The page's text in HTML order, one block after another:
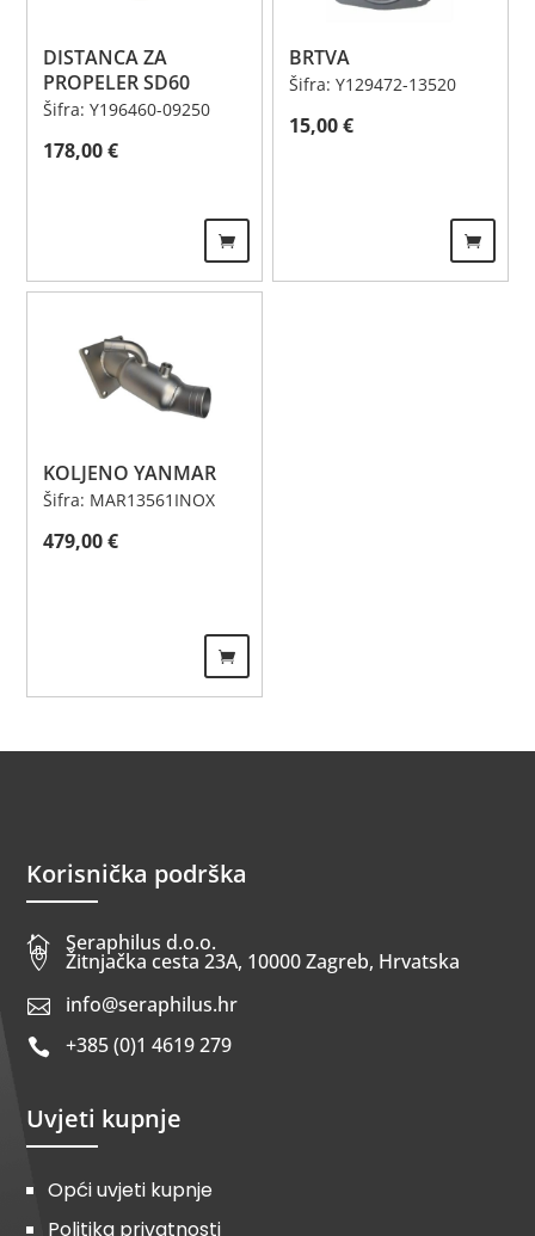
DISTANCA ZA
PROPELER SD60
Šifra: Y196460-09250
178,00€
BRTVA
Šifra: Y129472-13520
15,00€
KOLJENO YANMAR
Šifra: MAR13561INOX
479,00€
Korisnička podrška
 Seraphilus d.o.o.
 Žitnjačka cesta 23A, 10000 Zagreb, Hrvatska
 info@seraphilus.hr
 +385 (0)1 4619 279
Uvjeti kupnje
Opći uvjeti kupnje
Politika privatnosti